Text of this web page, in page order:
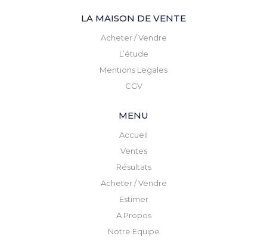
LA MAISON DE VENTE
Acheter / Vendre
L’étude
Mentions Legales
CGV
MENU
Accueil
Ventes
Résultats
Acheter / Vendre
Estimer
A Propos
Notre Equipe